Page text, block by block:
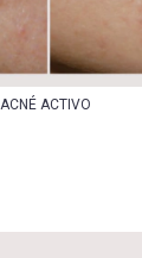
ACNÉ ACTIVO